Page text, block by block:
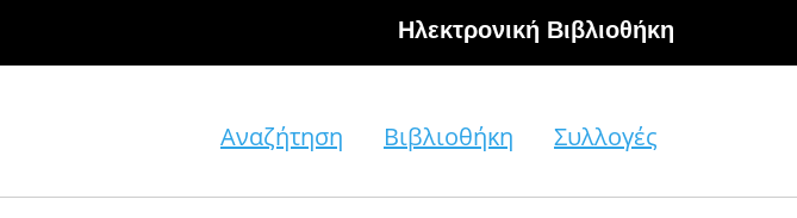
Hλεκτρονική Βιβλιοθήκη
Αναζήτηση Βιβλιοθήκη Συλλογές